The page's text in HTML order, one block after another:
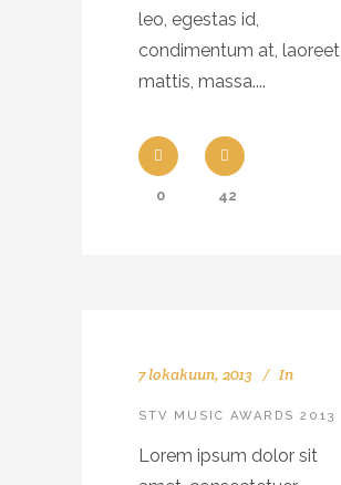
leo, egestas id,
condimentum at, laoreet
mattis, massa....
0 42
7 lokakuun, 2013 In
STV MUSIC AWARDS 2013
Lorem ipsum dolor sit